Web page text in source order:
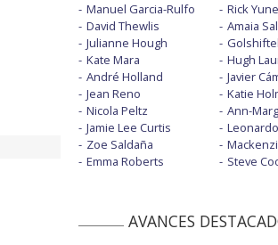
Manuel Garcia-Rulfo
David Thewlis
Julianne Hough
Kate Mara
André Holland
Jean Reno
Nicola Peltz
Jamie Lee Curtis
Zoe Saldaña
Emma Roberts
Rick Yune
Amaia
Hugh
Javier
Katie
Ann-
Steve
AVANCES